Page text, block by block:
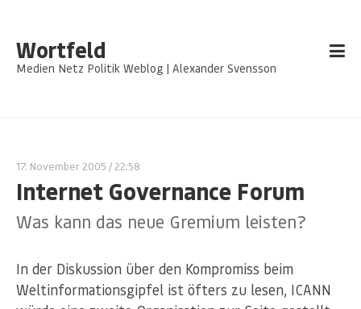
Wortfeld
Medien Netz Politik Weblog | Alexander Svensson
17. November 2005 / 22:58
Internet Governance Forum
Was kann das neue Gremium leisten?
In der Diskussion über den Kompromiss beim
Weltinformationsgipfel ist öfters zu lesen, ICANN